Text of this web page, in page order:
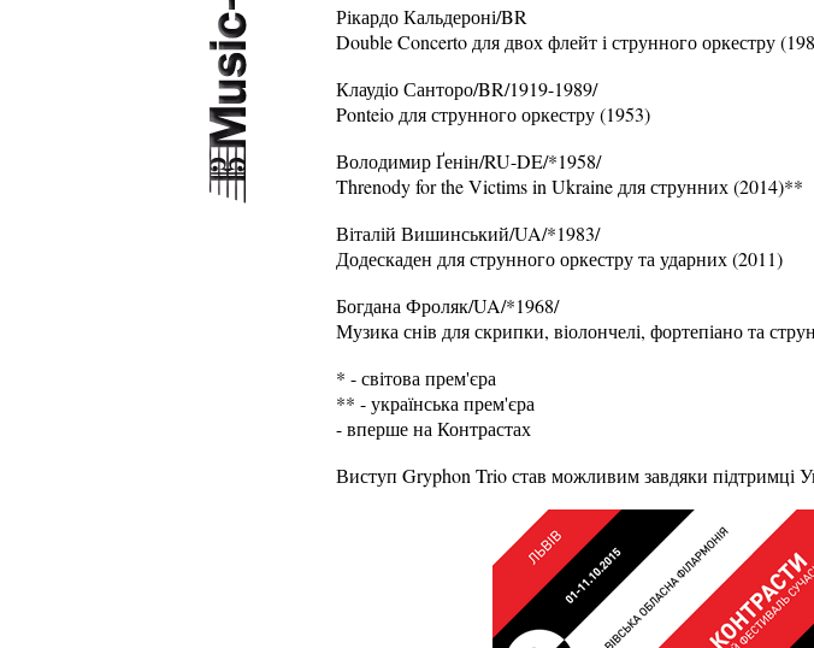
Рікардо Кальдероні/BR
Double Concerto для двох флейт і струнного оркестру
Клаудіо Санторо/BR/1919-1989/
Ponteio для струнного оркестру (1953)
Володимир Ґенін/RU-DE/*1958/
Threnody for the Victims in Ukraine для струнних (2014)**
Віталій Вишинський/UA/*1983/
Додескаден для струнного оркестру та ударних (2011)
Богдана Фроляк/UA/*1968/
Музика снів для скрипки, віолончелі, фортепіано та
* - світова прем'єра
** - українська прем'єра
- вперше на Контрастах
Виступ Gryphon Trio став можливим завдяки підтримці